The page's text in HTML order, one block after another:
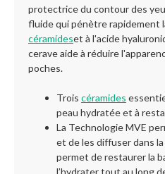
protectrice du contour des
fluide qui pénètre rapidement
céramideset à l'acide
cerave aide à réduire
poches.
Trois céramides
peau hydratée et à
La Technologie MVE
et de les diffuser dans
permet de restaurer la
l’hydrater tout au long